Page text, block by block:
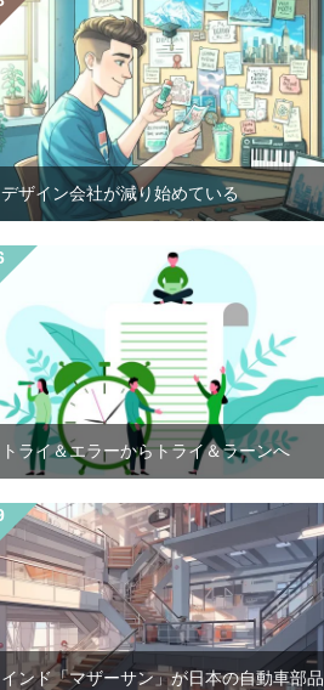
デザイン会社が減り始めている
トライ＆エラーからトライ＆ラーンへ
インド「マザーサン」が日本の自動車部品